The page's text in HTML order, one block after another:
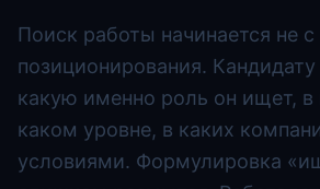
Поиск работы начинается не с
позиционирования.
какую именно роль он ищет, в
каком уровне, в каких
условиями. Формулировка